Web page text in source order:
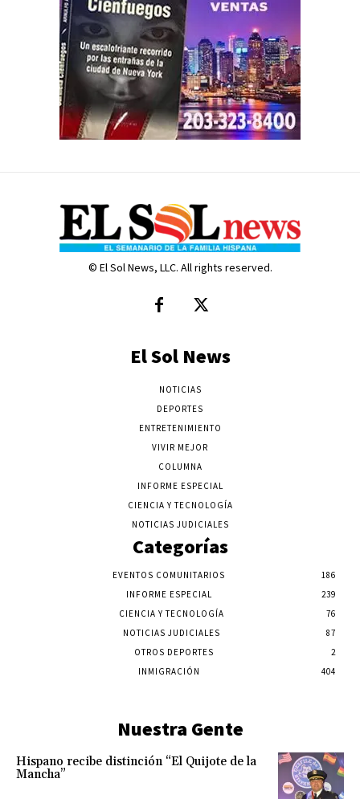
© El Sol News, LLC. All rights reserved.
El Sol News
NOTICIAS
DEPORTES
ENTRETENIMIENTO
VIVIR MEJOR
COLUMNA
INFORME ESPECIAL
CIENCIA Y TECNOLOGÍA
NOTICIAS JUDICIALES
Categorías
EVENTOS COMUNITARIOS
186
INFORME ESPECIAL
239
CIENCIA Y TECNOLOGÍA
76
NOTICIAS JUDICIALES
87
OTROS DEPORTES
2
INMIGRACIÓN
404
Nuestra Gente
Hispano recibe distinción “El Quijote de la
Mancha”